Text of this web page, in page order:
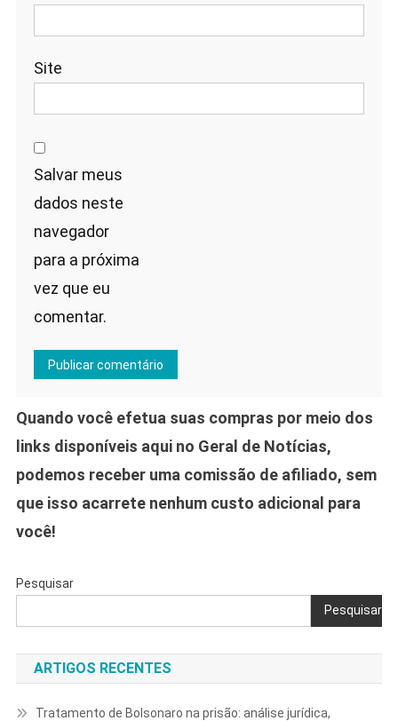
Site
Salvar meus
dados neste
navegador
para a próxima
vez que eu
comentar.
Quando você efetua suas compras por meio dos
links disponíveis aqui no Geral de Notícias,
podemos receber uma comissão de afiliado, sem
que isso acarrete nenhum custo adicional para
você!
Pesquisar
Pesquisar
ARTIGOS RECENTES
Tratamento de Bolsonaro na prisão: análise jurídica,